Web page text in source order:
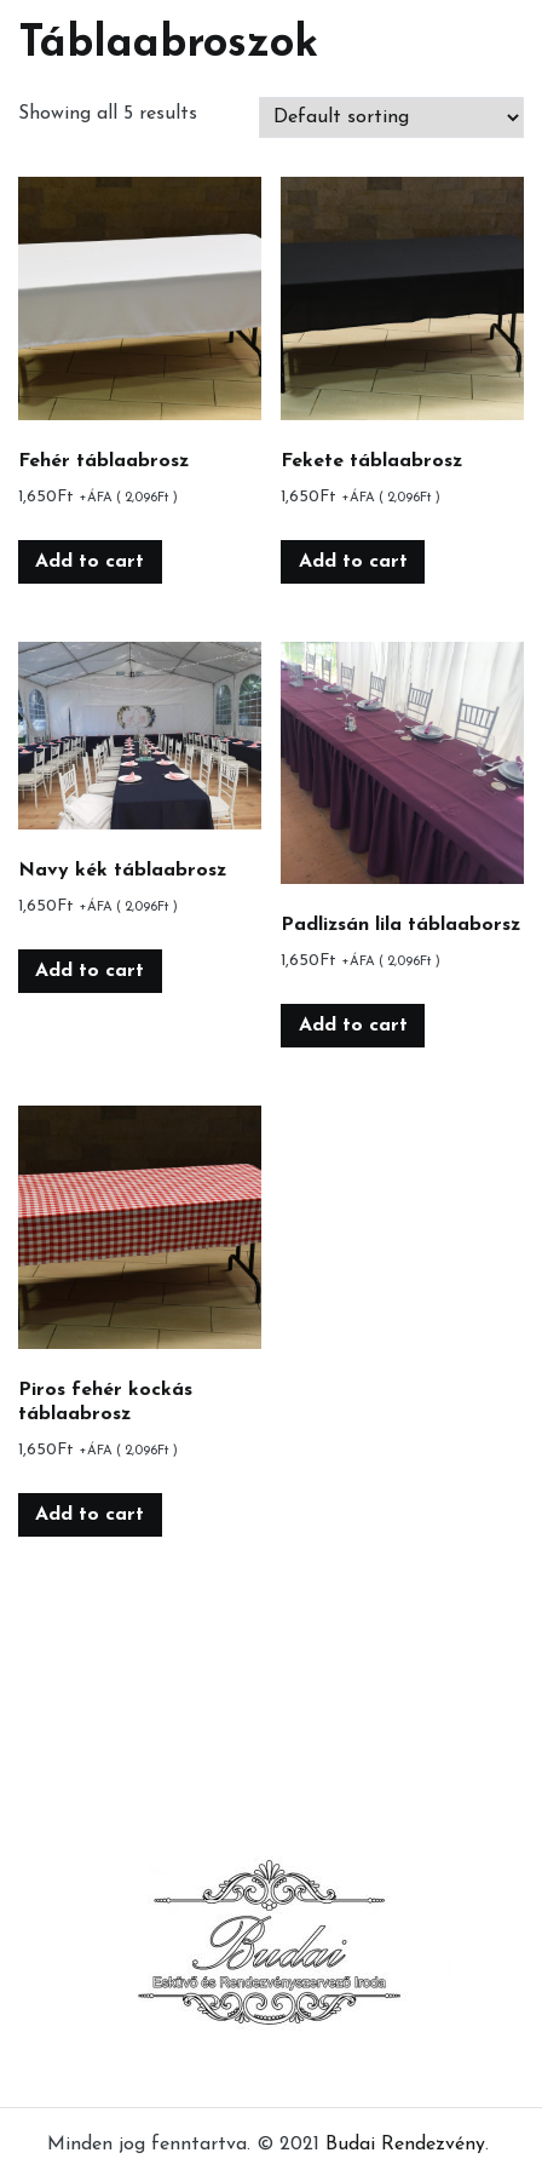
Táblaabroszok
Showing all 5 results
Fehér táblaabrosz
1,650 Ft +ÁFA ( 2,096Ft )
Add to cart
Fekete táblaabrosz
1,650 Ft +ÁFA ( 2,096Ft )
Add to cart
Navy kék táblaabrosz
1,650 Ft +ÁFA ( 2,096Ft )
Add to cart
Padlizsán lila táblaaborsz
1,650 Ft +ÁFA ( 2,096Ft )
Add to cart
Piros fehér kockás
táblaabrosz
1,650 Ft +ÁFA ( 2,096Ft )
Add to cart
Minden jog fenntartva. © 2021 Budai Rendezvény.